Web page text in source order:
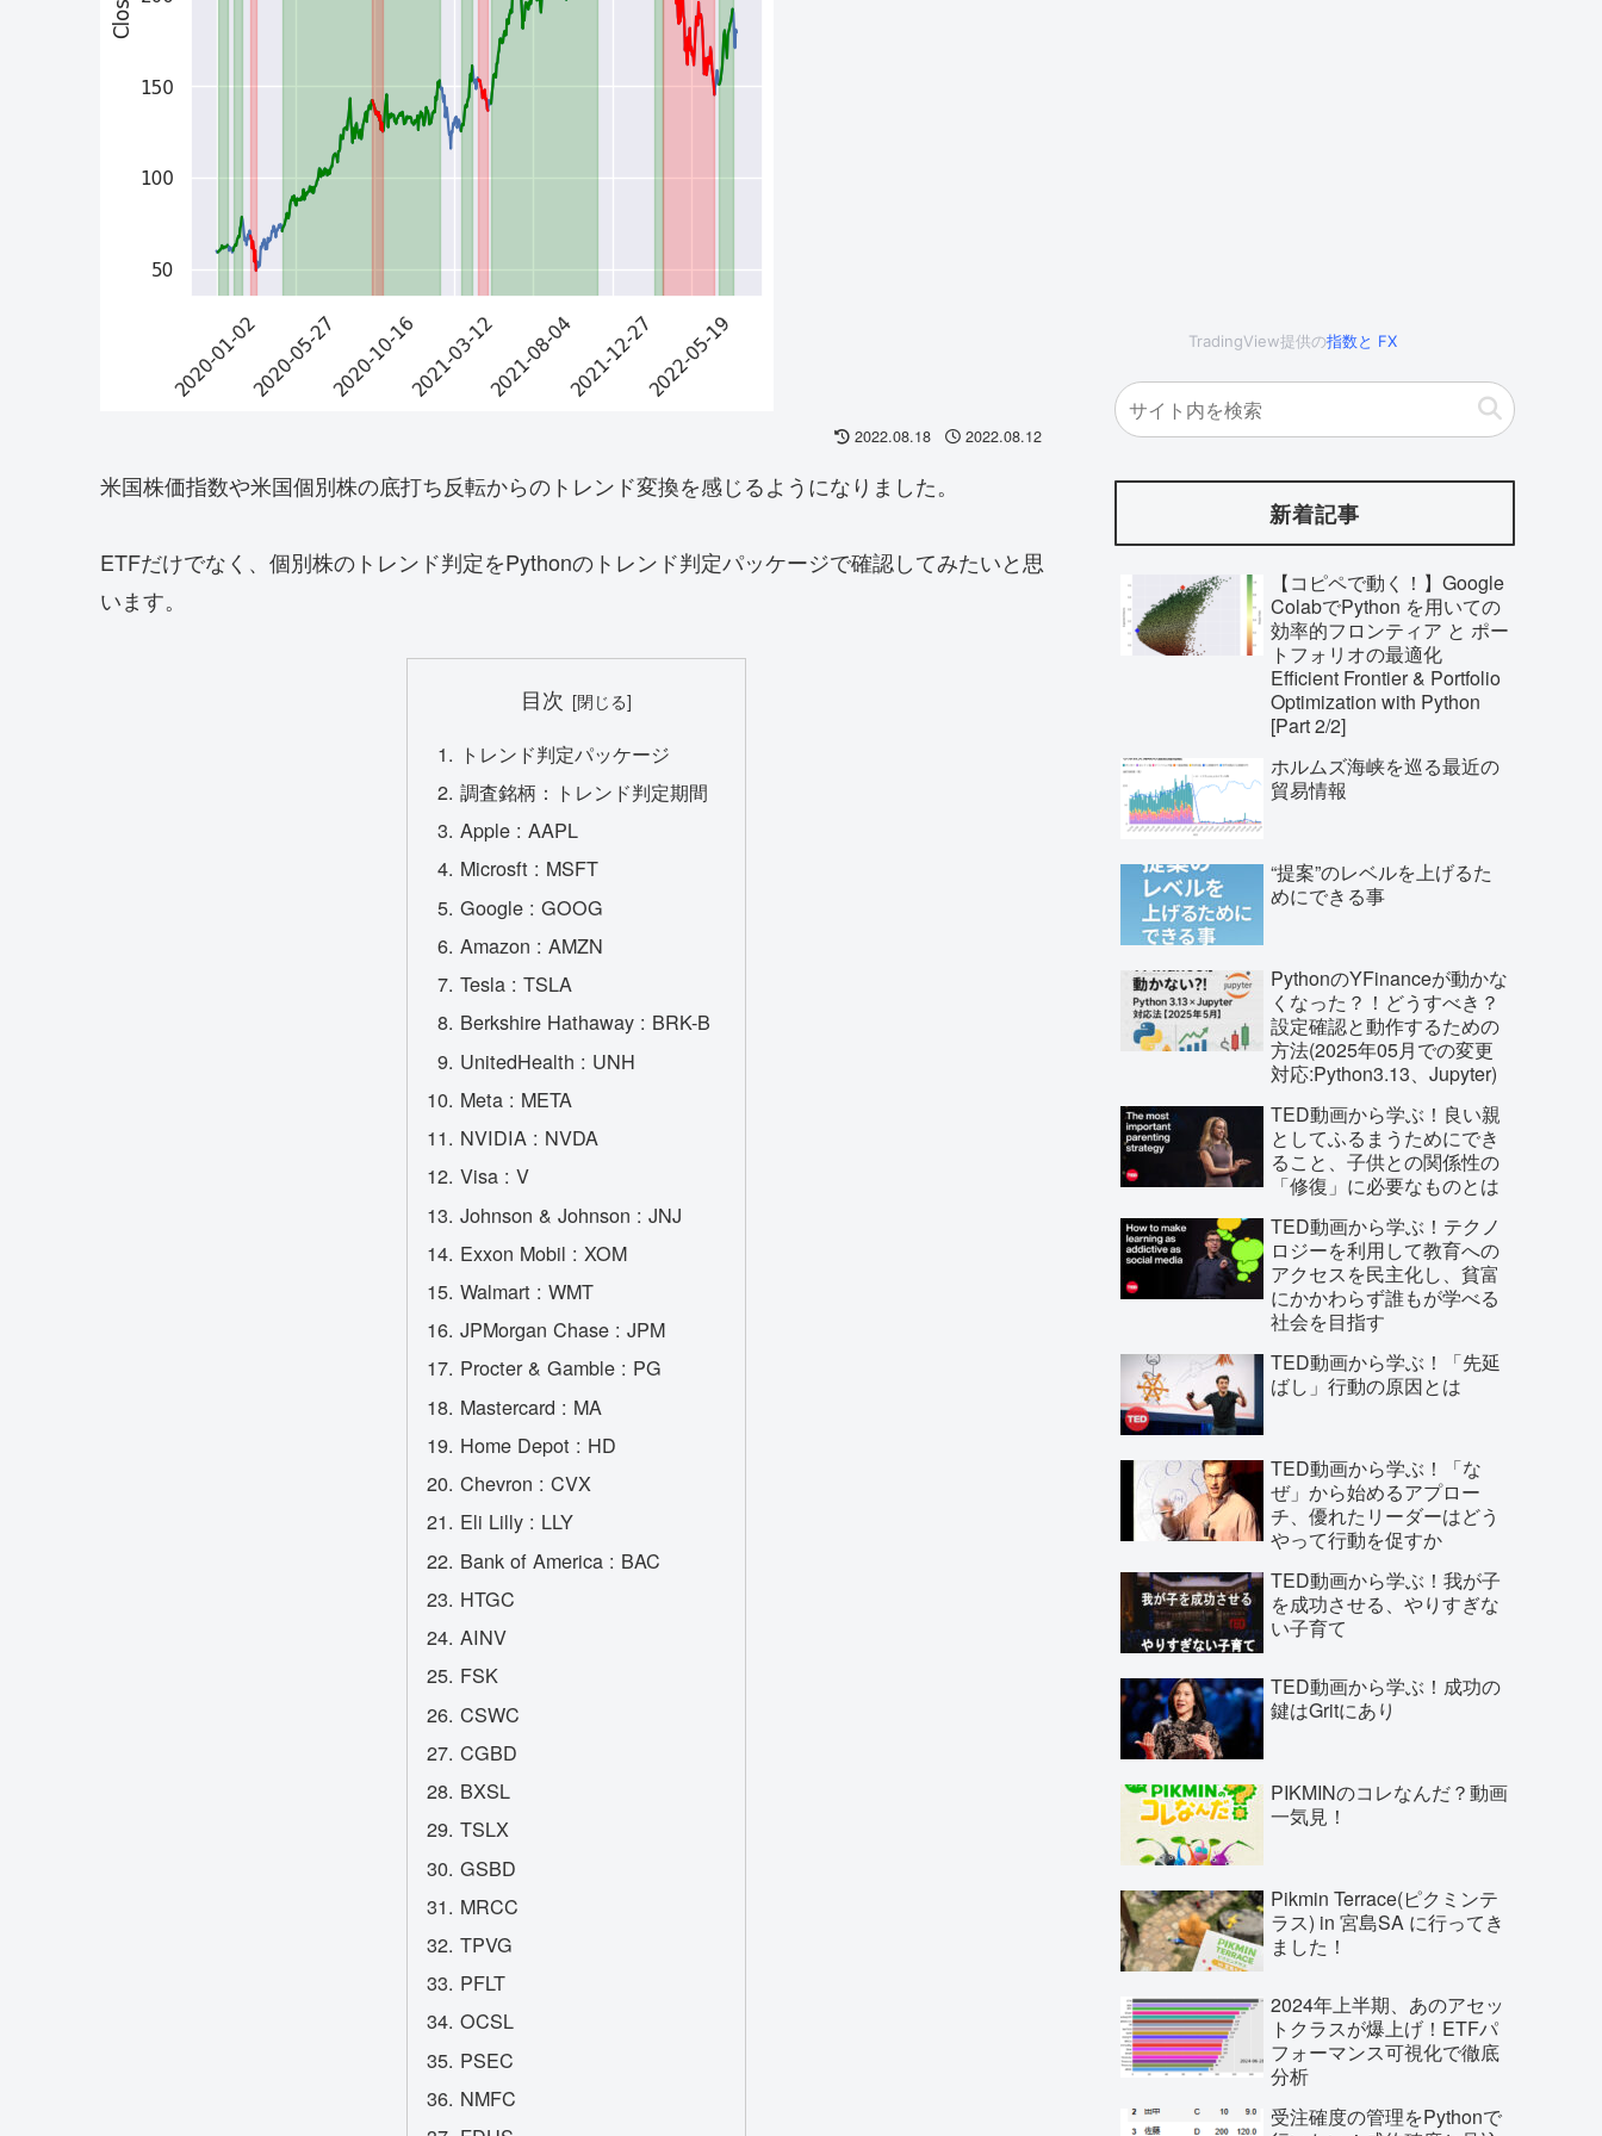
2022.08.18 2022.08.12
米国株価指数や米国個別株の底打ち反転からのトレンド変換を感じるようになりました。
ETFだけでなく、個別株のトレンド判定をPythonのトレンド判定パッケージで確認してみたいと思
います。
目次
トレンド判定パッケージ
調査銘柄：トレンド判定期間
Apple : AAPL
Microsft : MSFT
Google : GOOG
Amazon : AMZN
Tesla : TSLA
Berkshire Hathaway : BRK-B
UnitedHealth : UNH
Meta : META
NVIDIA : NVDA
Visa : V
Johnson & Johnson : JNJ
Exxon Mobil : XOM
Walmart : WMT
JPMorgan Chase : JPM
Procter & Gamble : PG
Mastercard : MA
Home Depot : HD
Chevron : CVX
Eli Lilly : LLY
Bank of America : BAC
HTGC
AINV
FSK
CSWC
CGBD
BXSL
TSLX
GSBD
MRCC
TPVG
PFLT
OCSL
PSEC
NMFC
TradingView提供の指数と FX
新着記事
【コピペで動く！】Google
ColabでPython を用いての
効率的フロンティア と ポー
トフォリオの最適化
Efficient Frontier & Portfolio
Optimization with Python
[Part 2/2]
ホルムズ海峡を巡る最近の
貿易情報
“提案”のレベルを上げるた
めにできる事
PythonのYFinanceが動かな
くなった？！どうすべき？
設定確認と動作するための
方法(2025年05月での変更
対応:Python3.13、Jupyter)
TED動画から学ぶ！良い親
としてふるまうためにでき
ること、子供との関係性の
「修復」に必要なものとは
TED動画から学ぶ！テクノ
ロジーを利用して教育への
アクセスを民主化し、貧富
にかかわらず誰もが学べる
社会を目指す
TED動画から学ぶ！「先延
ばし」行動の原因とは
TED動画から学ぶ！「な
ぜ」から始めるアプロー
チ、優れたリーダーはどう
やって行動を促すか
TED動画から学ぶ！我が子
を成功させる、やりすぎな
い子育て
TED動画から学ぶ！成功の
鍵はGritにあり
PIKMINのコレなんだ？動画
一気見！
Pikmin Terrace(ピクミンテ
ラス) in 宮島SA に行ってき
ました！
2024年上半期、あのアセッ
トクラスが爆上げ！ETFパ
フォーマンス可視化で徹底
分析
受注確度の管理をPythonで